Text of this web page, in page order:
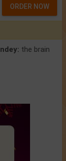
ORDER NOW
the brain